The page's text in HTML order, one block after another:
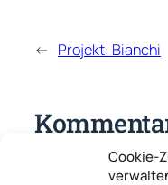
Cookie-
← Projekt: Bianchi
Schreibe einen